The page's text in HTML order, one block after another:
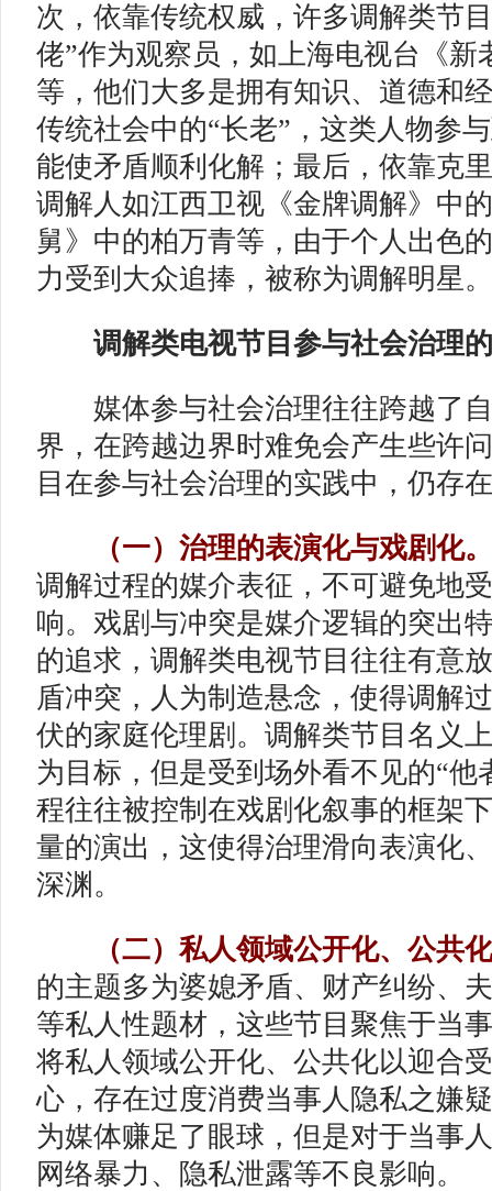
次，依靠传统权威，许多调解类节
佬”作为观察员，如上海电视台《新
等，他们大多是拥有知识、道德和
传统社会中的“长老”，这类人物参
能使矛盾顺利化解；最后，依靠克
调解人如江西卫视《金牌调解》中
舅》中的柏万青等，由于个人出色
力受到大众追捧，被称为调解明星。
调解类电视节目 参与社会治理
媒体参与社会治理往往跨越了自
界，在跨越边界时难免会产生些许
目在参与社会治理的实践中，仍存
（一）治理的表演化与戏剧化。
调解过程的媒介表征，不可避免地
响。戏剧与冲突是媒介逻辑的突出
的追求，调解类电视节目往往有意
盾冲突，人为制造悬念，使得调解
伏的家庭伦理剧。调解类节目名义
为目标，但是受到场外看不见的“他
程往往被控制在戏剧化叙事的框架
量的演出，这使得治理滑向表演化
深渊。
（二）私人领域公开化、公共
的主题多为婆媳矛盾、财产纠纷、
等私人性题材，这些节目聚焦于当
将私人领域公开化、公共化以迎合
心，存在过度消费当事人隐私之嫌
为媒体赚足了眼球，但是对于当事
网络暴力、隐私泄露等不良影响。